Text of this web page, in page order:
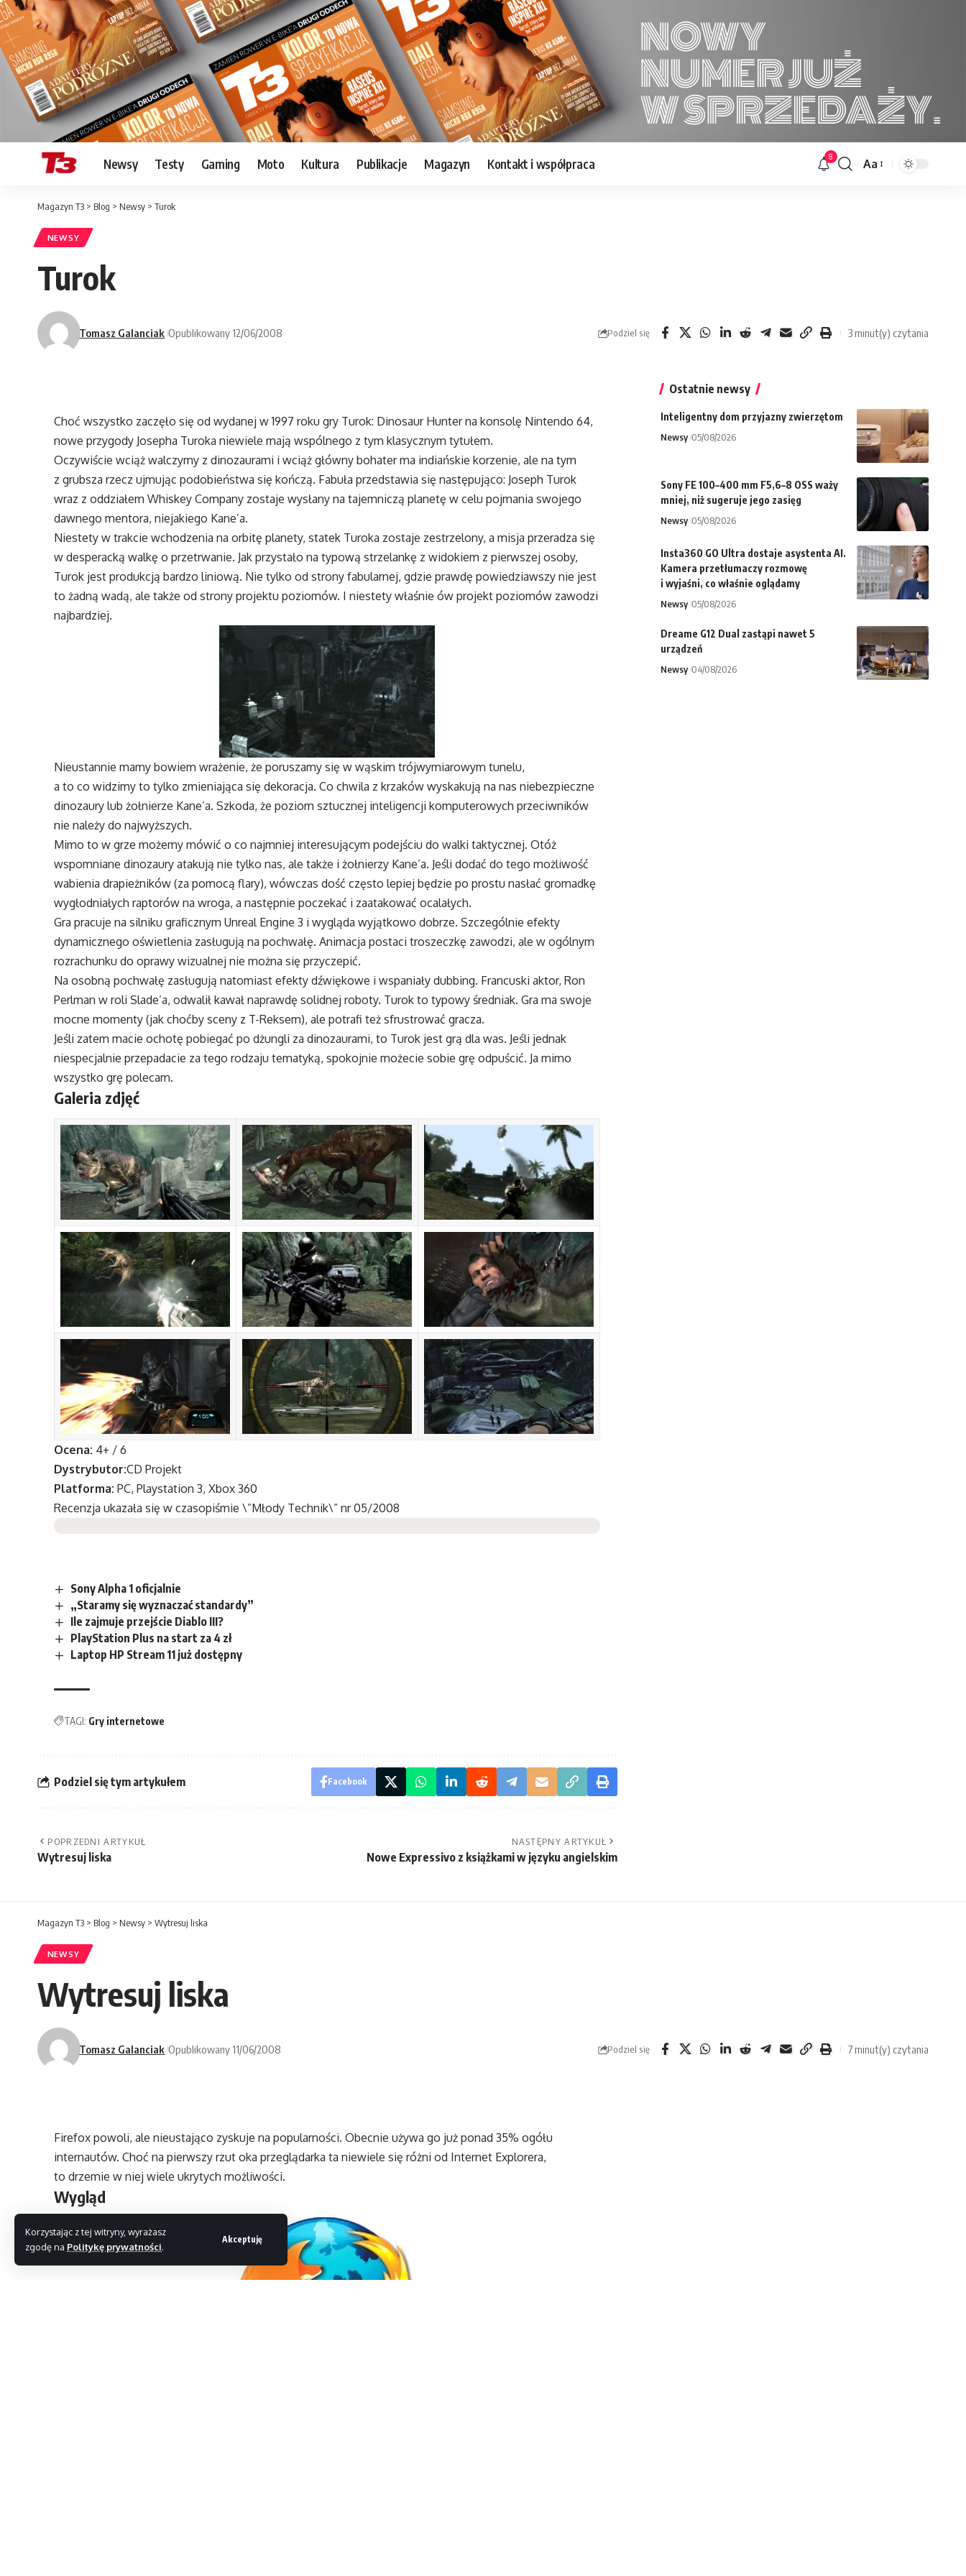
Korzystając z tej witryny, wyrażasz
zgodę na Politykę prywatności.
Akceptuję
Newsy Testy Gaming Moto Kultura Publikacje Magazyn Kontakt i współpraca 8
Font
Aa
Magazyn T3 > Blog > Newsy > Turok
NEWSY
Turok
Tomasz Galanciak Opublikowany 12/06/2008 Podziel się 3 minut(y) czytania
Choć wszystko zaczęło się od wydanej w 1997 roku gry Turok: Dinosaur Hunter na konsolę Nintendo 64,
nowe przygody Josepha Turoka niewiele mają wspólnego z tym klasycznym tytułem.
Oczywiście wciąż walczymy z dinozaurami i wciąż główny bohater ma indiańskie korzenie, ale na tym
z grubsza rzecz ujmując podobieństwa się kończą. Fabuła przedstawia się następująco: Joseph Turok
wraz z oddziałem Whiskey Company zostaje wysłany na tajemniczą planetę w celu pojmania swojego
dawnego mentora, niejakiego Kane’a.
Niestety w trakcie wchodzenia na orbitę planety, statek Turoka zostaje zestrzelony, a misja przeradza się
w desperacką walkę o przetrwanie. Jak przystało na typową strzelankę z widokiem z pierwszej osoby,
Turok jest produkcją bardzo liniową. Nie tylko od strony fabularnej, gdzie prawdę powiedziawszy nie jest
to żadną wadą, ale także od strony projektu poziomów. I niestety właśnie ów projekt poziomów zawodzi
najbardziej.
Nieustannie mamy bowiem wrażenie, że poruszamy się w wąskim trójwymiarowym tunelu,
a to co widzimy to tylko zmieniająca się dekoracja. Co chwila z krzaków wyskakują na nas niebezpieczne
dinozaury lub żołnierze Kane’a. Szkoda, że poziom sztucznej inteligencji komputerowych przeciwników
nie należy do najwyższych.
Mimo to w grze możemy mówić o co najmniej interesującym podejściu do walki taktycznej. Otóż
wspomniane dinozaury atakują nie tylko nas, ale także i żołnierzy Kane’a. Jeśli dodać do tego możliwość
wabienia drapieżników (za pomocą flary), wówczas dość często lepiej będzie po prostu nasłać gromadkę
wygłodniałych raptorów na wroga, a następnie poczekać i zaatakować ocalałych.
Gra pracuje na silniku graficznym Unreal Engine 3 i wygląda wyjątkowo dobrze. Szczególnie efekty
dynamicznego oświetlenia zasługują na pochwałę. Animacja postaci troszeczkę zawodzi, ale w ogólnym
rozrachunku do oprawy wizualnej nie można się przyczepić.
Na osobną pochwałę zasługują natomiast efekty dźwiękowe i wspaniały dubbing. Francuski aktor, Ron
Perlman w roli Slade’a, odwalił kawał naprawdę solidnej roboty. Turok to typowy średniak. Gra ma swoje
mocne momenty (jak choćby sceny z T-Reksem), ale potrafi też sfrustrować gracza.
Jeśli zatem macie ochotę pobiegać po dżungli za dinozaurami, to Turok jest grą dla was. Jeśli jednak
niespecjalnie przepadacie za tego rodzaju tematyką, spokojnie możecie sobie grę odpuścić. Ja mimo
wszystko grę polecam.
Galeria zdjęć
Ocena: 4+ / 6
Dystrybutor:CD Projekt
Platforma: PC, Playstation 3, Xbox 360
Recenzja ukazała się w czasopiśmie \”Młody Technik\” nr 05/2008
Sony Alpha 1 oficjalnie
„Staramy się wyznaczać standardy”
Ile zajmuje przejście Diablo III?
PlayStation Plus na start za 4 zł
Laptop HP Stream 11 już dostępny
TAGI: Gry internetowe
Podziel się tym artykułem Facebook
POPRZEDNI ARTYKUŁ
Wytresuj liska
NASTĘPNY ARTYKUŁ
Nowe Expressivo z książkami w języku angielskim
Ostatnie newsy
Inteligentny dom przyjazny zwierzętom
Newsy 05/08/2026
Sony FE 100–400 mm F5,6–8 OSS waży
mniej, niż sugeruje jego zasięg
Newsy 05/08/2026
Insta360 GO Ultra dostaje asystenta AI.
Kamera przetłumaczy rozmowę
i wyjaśni, co właśnie oglądamy
Newsy 05/08/2026
Dreame G12 Dual zastąpi nawet 5
urządzeń
Newsy 04/08/2026
Magazyn T3 > Blog > Newsy > Wytresuj liska
NEWSY
Wytresuj liska
Tomasz Galanciak Opublikowany 11/06/2008 Podziel się 7 minut(y) czytania
Firefox powoli, ale nieustająco zyskuje na popularności. Obecnie używa go już ponad 35% ogółu
internautów. Choć na pierwszy rzut oka przeglądarka ta niewiele się różni od Internet Explorera,
to drzemie w niej wiele ukrytych możliwości.
Wygląd